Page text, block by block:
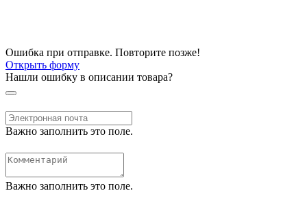
Ошибка при отправке. Повторите позже!
Открыть форму
Нашли ошибку в описании товара?
Важно заполнить это поле.
Важно заполнить это поле.